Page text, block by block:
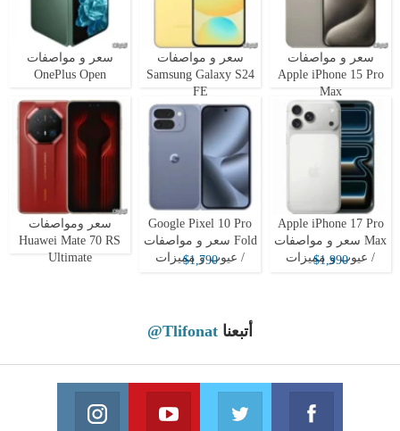
سعر و مواصفات
Apple iPhone 15 Pro
Max
سعر و مواصفات
Samsung Galaxy S24
FE
سعر و مواصفات
OnePlus Open
Apple iPhone 17 Pro
Max سعر و مواصفات
/ عيوب و مميزات
$1,990
Google Pixel 10 Pro
Fold سعر و مواصفات
/ عيوب و مميزات
$1,790
سعر ومواصفات
Huawei Mate 70 RS
Ultimate
أتبعنا @Tlifonat
Facebook
Join us on Facebook
Twitter
Join us on Twitter
Youtube
Join us on Youtube